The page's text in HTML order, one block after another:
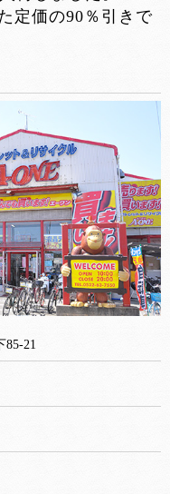
定価の90％引きで
21